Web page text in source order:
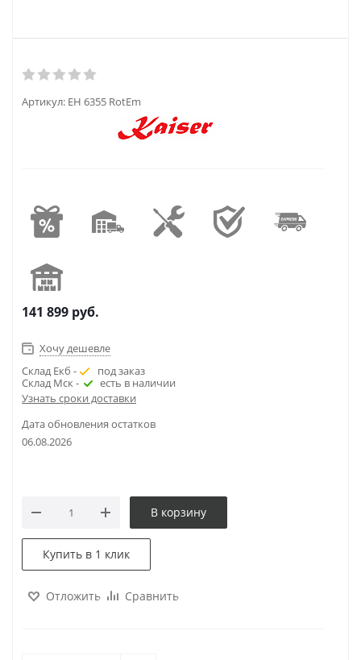
Артикул: EH 6355 RotEm
141 899 руб.
Хочу дешевле
Склад Екб -
под заказ
Склад Мск -
есть в наличии
Узнать сроки доставки
Дата обновления остатков
06.08.2026
В корзину
Купить в 1 клик
Отложить Сравнить